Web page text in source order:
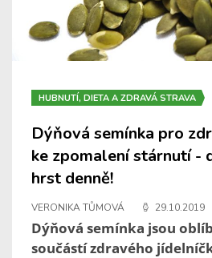
HUBNUTÍ, DIETA A ZDRAVÁ STRAVA
Dýňová semínka pro
ke zpomalení stárnutí -
hrst denně!
VERONIKA TŮMOVÁ 29.10.2019
Dýňová semínka jsou
součástí zdravého